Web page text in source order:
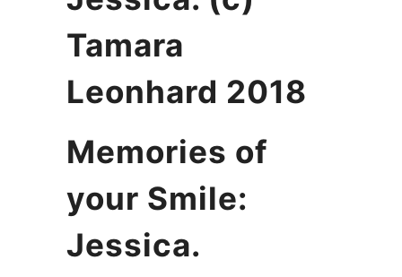
Memories of
your Smile:
Jessica.